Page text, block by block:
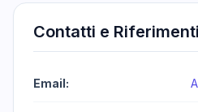
Contatti e Riferimenti
Email: